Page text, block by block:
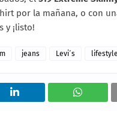
por la mañana, o con
y ¡listo!
jeans Levi´s lifestyle